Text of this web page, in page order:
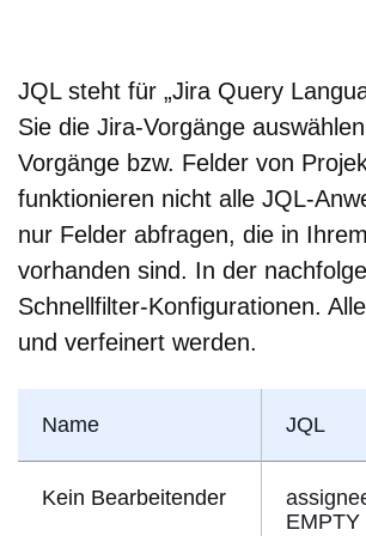
JQL steht für „Jira Query
Sie die Jira-Vorgänge
Vorgänge bzw. Felder von
funktionieren nicht alle JQL-
nur Felder abfragen, die in
vorhanden sind. In der
Schnellfilter-Konfigurationen.
und verfeinert werden.
Name JQL
Kein Bearbeitender
EMPTY